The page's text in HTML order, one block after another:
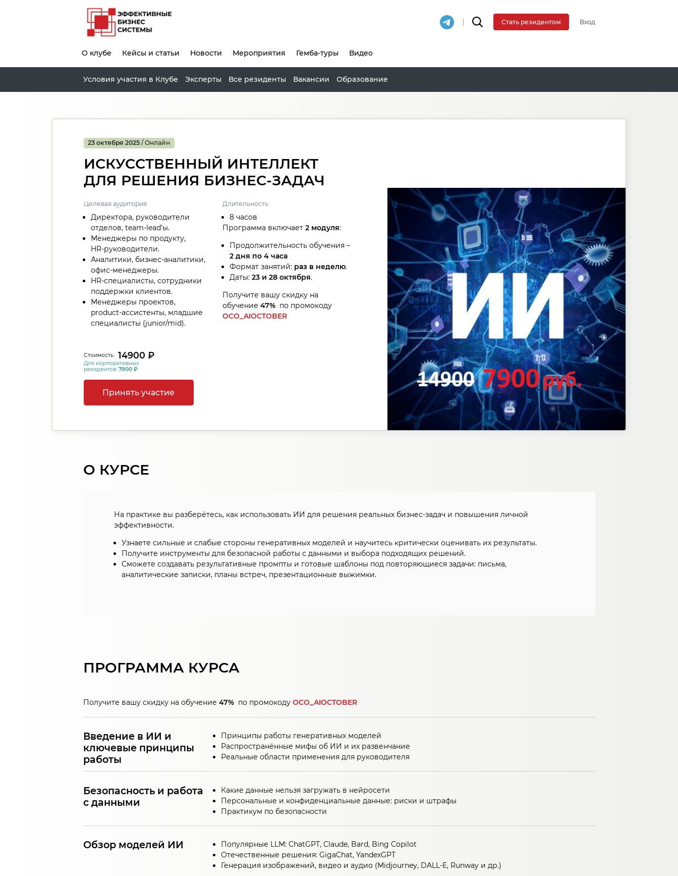
Стать резидентом Вход
О клубе Кейсы и статьи Новости Мероприятия Гемба-туры Видео
Условия участия в Клубе Эксперты Все резиденты Вакансии Образование
23 октября 2025 / Онлайн
ИСКУССТВЕННЫЙ ИНТЕЛЛЕКТ
ДЛЯ РЕШЕНИЯ БИЗНЕС-ЗАДАЧ
Целевая аудитория
Директора, руководители
отделов, team‑lead’ы.
Менеджеры по продукту,
HR‑руководители.
Аналитики, бизнес-аналитики,
офис‑менеджеры.
HR‑специалисты, сотрудники
поддержки клиентов.
Менеджеры проектов,
product‑ассистенты, младшие
специалисты (junior/mid).
Длительность
8 часов
Программа включает 2 модуля:
Продолжительность обучения –
2 дня по 4 часа
Формат занятий: раз в неделю.
Даты:23 и 28 октября.
Получите вашу скидку на
обучение 47% по промокоду
OCO_AIOCTOBER
Стоимость: 14900 ₽
Для корпоративных
резидентов: 7900 ₽
Принять участие
О КУРСЕ
На практике вы разберётесь, как использовать ИИ для решения реальных бизнес-задач и повышения личной
эффективности.
Узнаете сильные и слабые стороны генеративных моделей и научитесь критически оценивать их результаты.
Получите инструменты для безопасной работы с данными и выбора подходящих решений.
Сможете создавать результативные промпты и готовые шаблоны под повторяющиеся задачи: письма,
аналитические записки, планы встреч, презентационные выжимки.
ПРОГРАММА КУРСА
Получите вашу скидку на обучение 47% по промокоду OCO_AIOCTOBER
Введение в ИИ и
ключевые принципы
работы
Принципы работы генеративных моделей
Распространённые мифы об ИИ и их развенчание
Реальные области применения для руководителя
Безопасность и работа
с данными
Какие данные нельзя загружать в нейросети
Персональные и конфиденциальные данные: риски и штрафы
Практикум по безопасности
Обзор моделей ИИ
Популярные LLM: ChatGPT, Claude, Bard, Bing Copilot
Отечественные решения: GigaChat, YandexGPT
Генерация изображений, видео и аудио (Midjourney, DALL-E, Runway и др.)